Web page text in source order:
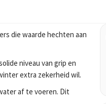
die waarde hechten aan
niveau van grip en
extra zekerheid wil.
af te voeren. Dit